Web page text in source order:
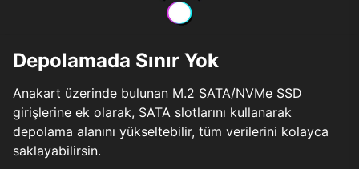
Depolamada Sınır Yok
Anakart üzerinde bulunan M.2 SATA/NVMe SSD
girişlerine ek olarak, SATA slotlarını kullanarak
depolama alanını yükseltebilir, tüm verilerini kolayca
saklayabilirsin.